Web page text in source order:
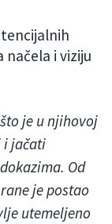
i viziju
je u njihovoj
i jačati
Od
je postao
utemeljeno